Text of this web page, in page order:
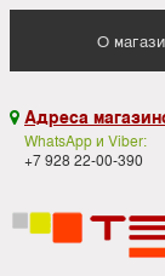
О
 Адреса
WhatsApp и Viber:
+7 928 22-00-390